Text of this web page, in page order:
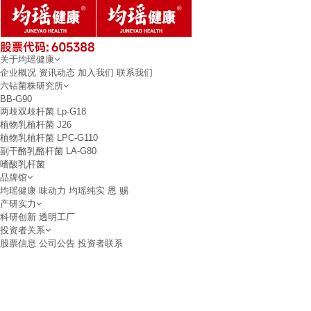
关于均瑶健康
企业概况 资讯动态 加入我们 联系我们
六钻菌株研究所
BB-G90
两歧双歧杆菌 Lp-G18
植物乳植杆菌 J26
植物乳植杆菌 LPC-G110
副干酪乳酪杆菌 LA-G80
嗜酸乳杆菌
品牌馆
均瑶健康 味动力 均瑶纯实 恩 赐
产研实力
科研创新 透明工厂
投资者关系
股票信息 公司公告 投资者联系